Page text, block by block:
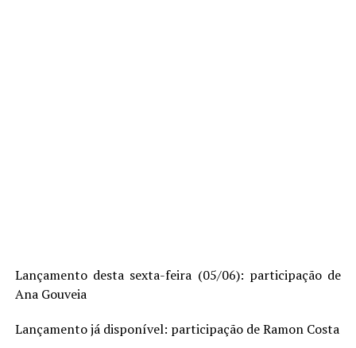
Lançamento desta sexta-feira (05/06): participação de
Ana Gouveia
Lançamento já disponível: participação de Ramon Costa